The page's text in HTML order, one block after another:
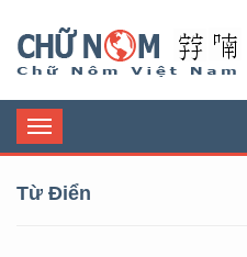
Toggle
navigation
Từ Điển